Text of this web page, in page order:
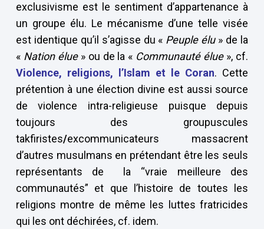
exclusivisme est le sentiment d’appartenance à
un groupe élu. Le mécanisme d’une telle visée
est identique qu’il s’agisse du « Peuple élu» de la
« Nation élue» ou de la « Communauté élue», cf.
Violence, religions, l’Islam et le Coran. Cette
prétention à une élection divine est aussi source
de violence intra-religieuse puisque depuis
toujours des groupuscules
takfiristes/excommunicateurs massacrent
d’autres musulmans en prétendant être les seuls
représentants de la “vraie meilleure des
communautés” et que l’histoire de toutes les
religions montre de même les luttes fratricides
qui les ont déchirées, cf. idem.